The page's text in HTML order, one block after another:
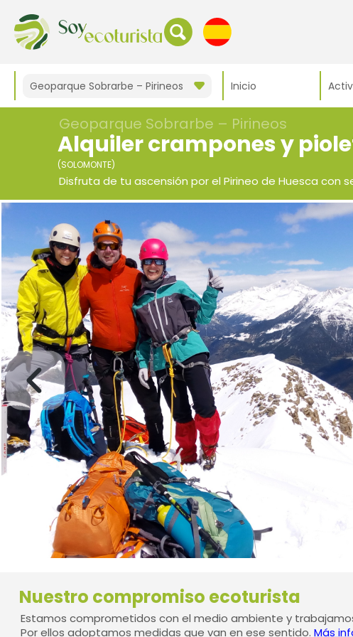
Geoparque Sobrarbe – Pirineos Inicio
Geoparque Sobrarbe – Pirineos
Alquiler crampones y
(SOLOMONTE)
Disfruta de tu ascensión por el Pirineo de Huesca con
Nuestro compromiso ecoturista
Estamos comprometidos con el medio ambiente y
Por ellos adoptamos medidas que van en ese sentido. Más